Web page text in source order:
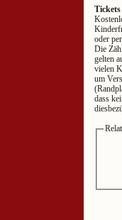
Tickets
oder
Die
gelten
vielen
um
dass